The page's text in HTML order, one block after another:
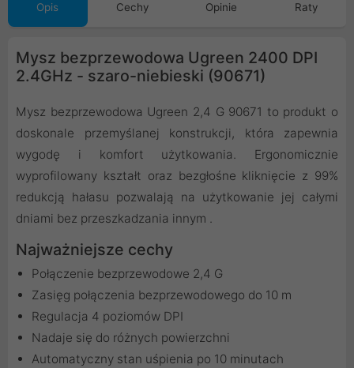
Opis Cechy Opinie Raty
Mysz bezprzewodowa Ugreen 2400 DPI
2.4GHz - szaro-niebieski (90671)
Mysz bezprzewodowa Ugreen 2,4 G 90671 to produkt o
doskonale przemyślanej konstrukcji, która zapewnia
wygodę i komfort użytkowania. Ergonomicznie
wyprofilowany kształt oraz bezgłośne kliknięcie z 99%
redukcją hałasu pozwalają na użytkowanie jej całymi
dniami bez przeszkadzania innym .
Najważniejsze cechy
Połączenie bezprzewodowe 2,4 G
Zasięg połączenia bezprzewodowego do 10 m
Regulacja 4 poziomów DPI
Nadaje się do różnych powierzchni
Automatyczny stan uśpienia po 10 minutach